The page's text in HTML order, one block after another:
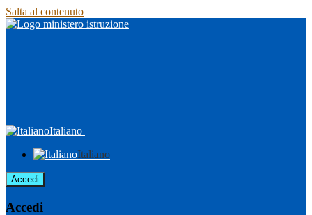
Salta al contenuto
Italiano
Italiano
Accedi
Accedi